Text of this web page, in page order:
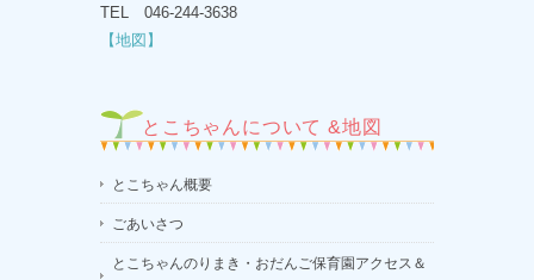
TEL 046-244-3638
【地図】
とこちゃんについて &地図
とこちゃん概要
ごあいさつ
とこちゃんのりまき・おだんご保育園アクセス＆